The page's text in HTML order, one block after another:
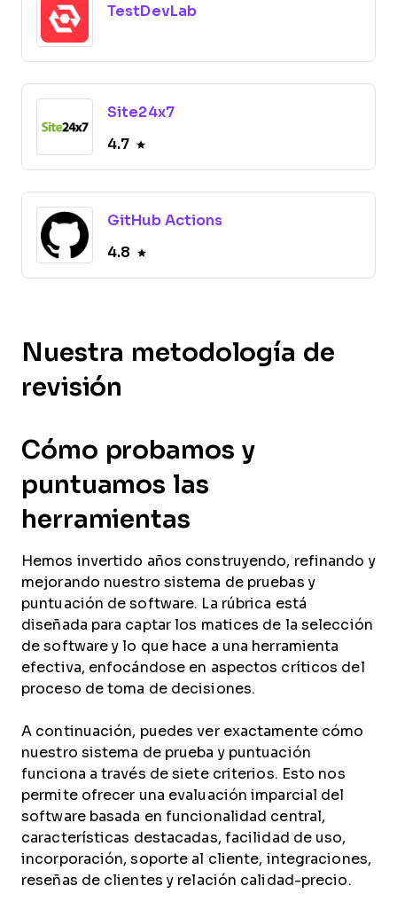
TestDevLab
Site24x7
4.7
GitHub Actions
4.8
Nuestra metodología de
revisión
Cómo probamos y
puntuamos las
herramientas
Hemos invertido años construyendo, refinando y
mejorando nuestro sistema de pruebas y
puntuación de software. La rúbrica está
diseñada para captar los matices de la selección
de software y lo que hace a una herramienta
efectiva, enfocándose en aspectos críticos del
proceso de toma de decisiones.
A continuación, puedes ver exactamente cómo
nuestro sistema de prueba y puntuación
funciona a través de siete criterios. Esto nos
permite ofrecer una evaluación imparcial del
software basada en funcionalidad central,
características destacadas, facilidad de uso,
incorporación, soporte al cliente, integraciones,
reseñas de clientes y relación calidad-precio.